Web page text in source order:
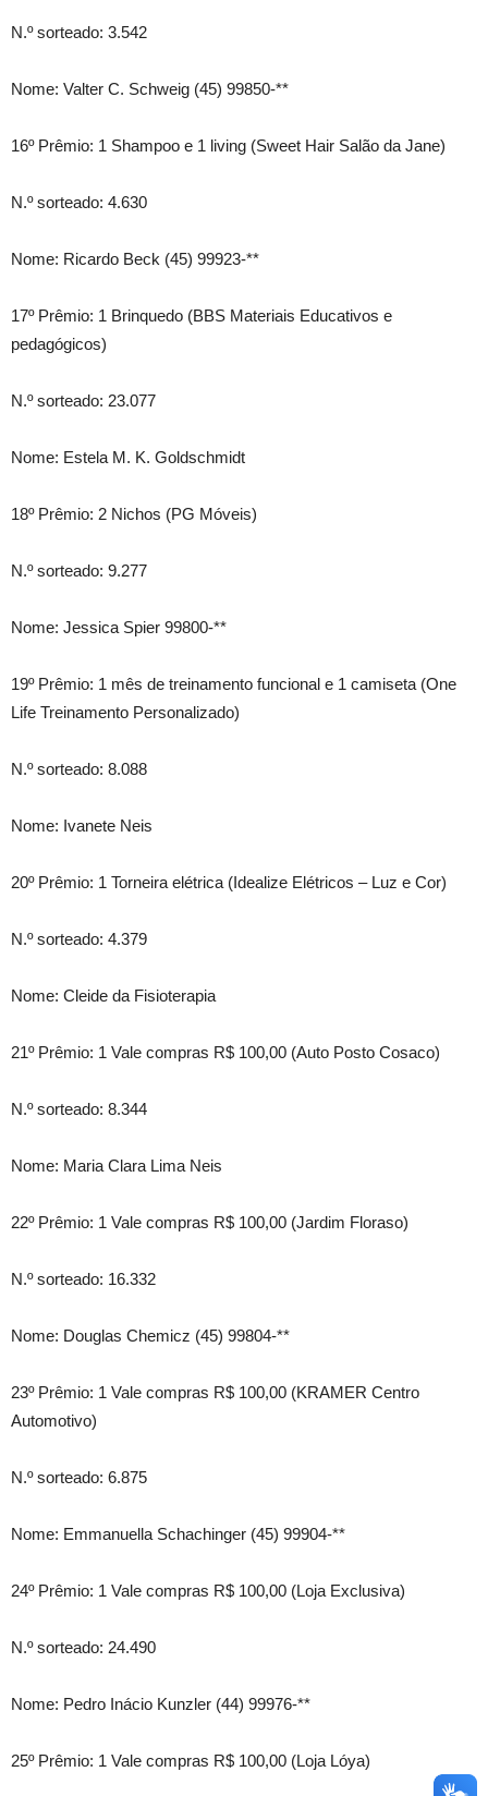
N.º sorteado: 3.542
Nome: Valter C. Schweig (45) 99850-**
16º Prêmio: 1 Shampoo e 1 living (Sweet Hair Salão da Jane)
N.º sorteado: 4.630
Nome: Ricardo Beck (45) 99923-**
17º Prêmio: 1 Brinquedo (BBS Materiais Educativos e
pedagógicos)
N.º sorteado: 23.077
Nome: Estela M. K. Goldschmidt
18º Prêmio: 2 Nichos (PG Móveis)
N.º sorteado: 9.277
Nome: Jessica Spier 99800-**
19º Prêmio: 1 mês de treinamento funcional e 1 camiseta (One
Life Treinamento Personalizado)
N.º sorteado: 8.088
Nome: Ivanete Neis
20º Prêmio: 1 Torneira elétrica (Idealize Elétricos – Luz e Cor)
N.º sorteado: 4.379
Nome: Cleide da Fisioterapia
21º Prêmio: 1 Vale compras R$ 100,00 (Auto Posto Cosaco)
N.º sorteado: 8.344
Nome: Maria Clara Lima Neis
22º Prêmio: 1 Vale compras R$ 100,00 (Jardim Floraso)
N.º sorteado: 16.332
Nome: Douglas Chemicz (45) 99804-**
23º Prêmio: 1 Vale compras R$ 100,00 (KRAMER Centro
Automotivo)
N.º sorteado: 6.875
Nome: Emmanuella Schachinger (45) 99904-**
24º Prêmio: 1 Vale compras R$ 100,00 (Loja Exclusiva)
N.º sorteado: 24.490
Nome: Pedro Inácio Kunzler (44) 99976-**
25º Prêmio: 1 Vale compras R$ 100,00 (Loja Lóya)